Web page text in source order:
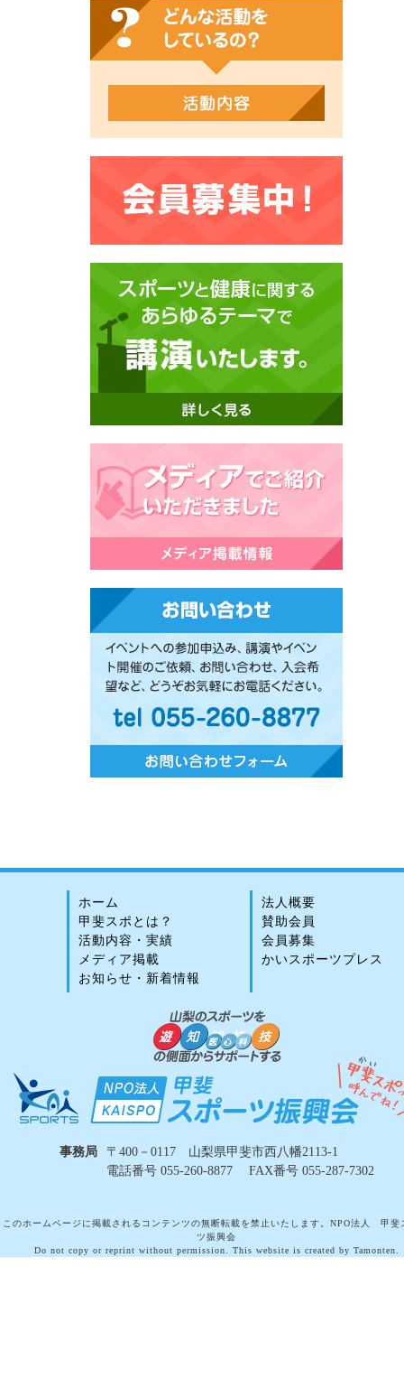
法人概要
賛助会員
会員募集
かいスポーツプレス
ホーム
甲斐スポとは？
活動内容・実績
メディア掲載
お知らせ・新着情報
事務局
〒400－0117 山梨県甲斐市西八幡2113-1
電話番号 055-260-8877 FAX番号 055-287-7302
このホームページに掲載されるコンテンツの無断転載を禁止いたします。NPO法人 甲斐
ツ振興会
Do not copy or reprint without permission. This website is created by Tamonten.